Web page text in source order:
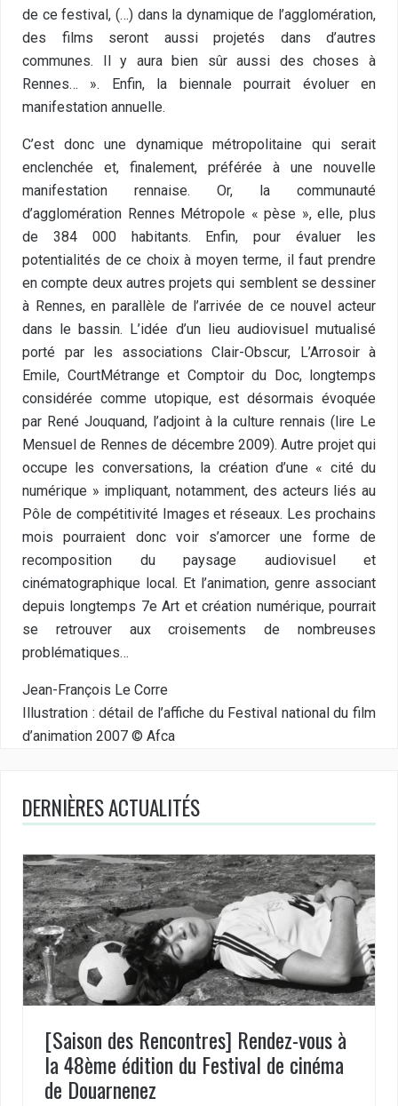
de ce festival, (…) dans la dynamique de l’agglomération,
des films seront aussi projetés dans d’autres
communes. Il y aura bien sûr aussi des choses à
Rennes… ». Enfin, la biennale pourrait évoluer en
manifestation annuelle.
C’est donc une dynamique métropolitaine qui serait
enclenchée et, finalement, préférée à une nouvelle
manifestation rennaise. Or, la communauté
d’agglomération Rennes Métropole « pèse », elle, plus
de 384 000 habitants. Enfin, pour évaluer les
potentialités de ce choix à moyen terme, il faut prendre
en compte deux autres projets qui semblent se dessiner
à Rennes, en parallèle de l’arrivée de ce nouvel acteur
dans le bassin. L’idée d’un lieu audiovisuel mutualisé
porté par les associations Clair-Obscur, L’Arrosoir à
Emile, CourtMétrange et Comptoir du Doc, longtemps
considérée comme utopique, est désormais évoquée
par René Jouquand, l’adjoint à la culture rennais (lire Le
Mensuel de Rennes de décembre 2009). Autre projet qui
occupe les conversations, la création d’une « cité du
numérique » impliquant, notamment, des acteurs liés au
Pôle de compétitivité Images et réseaux. Les prochains
mois pourraient donc voir s’amorcer une forme de
recomposition du paysage audiovisuel et
cinématographique local. Et l’animation, genre associant
depuis longtemps 7e Art et création numérique, pourrait
se retrouver aux croisements de nombreuses
problématiques…
Jean-François Le Corre
Illustration : détail de l’affiche du Festival national du film
d’animation 2007 © Afca
DERNIÈRES ACTUALITÉS
[Saison des Rencontres] Rendez-vous à
la 48ème édition du Festival de cinéma
de Douarnenez